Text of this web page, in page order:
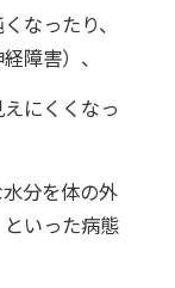
なったり、
障害）、
にくくなっ
分を体の外
いった病態